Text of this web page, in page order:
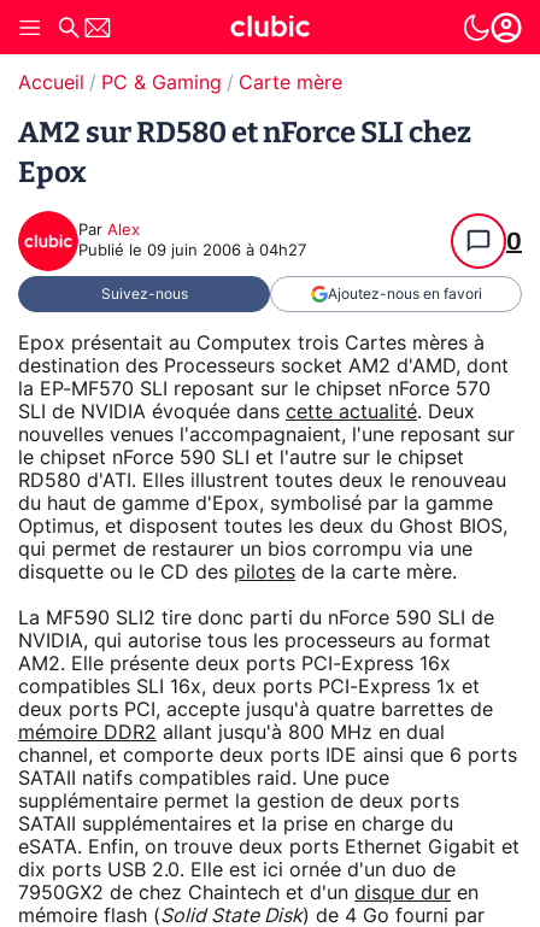
Accueil PC & Gaming Carte mère
AM2 sur RD580 et nForce SLI chez
Epox
Par Alex
Publié le 09 juin 2006 à 04h27 0
Suivez-nous Ajoutez-nous en favori
Epox présentait au Computex trois Cartes mères à
destination des Processeurs socket AM2 d'AMD, dont
la EP-MF570 SLI reposant sur le chipset nForce 570
SLI de NVIDIA évoquée dans cette actualité. Deux
nouvelles venues l'accompagnaient, l'une reposant sur
le chipset nForce 590 SLI et l'autre sur le chipset
RD580 d'ATI. Elles illustrent toutes deux le renouveau
du haut de gamme d'Epox, symbolisé par la gamme
Optimus, et disposent toutes les deux du Ghost BIOS,
qui permet de restaurer un bios corrompu via une
disquette ou le CD des pilotes de la carte mère.
La MF590 SLI2 tire donc parti du nForce 590 SLI de
NVIDIA, qui autorise tous les processeurs au format
AM2. Elle présente deux ports PCI-Express 16x
compatibles SLI 16x, deux ports PCI-Express 1x et
deux ports PCI, accepte jusqu'à quatre barrettes de
mémoire DDR2 allant jusqu'à 800 MHz en dual
channel, et comporte deux ports IDE ainsi que 6 ports
SATAII natifs compatibles raid. Une puce
supplémentaire permet la gestion de deux ports
SATAII supplémentaires et la prise en charge du
eSATA. Enfin, on trouve deux ports Ethernet Gigabit et
dix ports USB 2.0. Elle est ici ornée d'un duo de
7950GX2 de chez Chaintech et d'un disque dur en
mémoire flash (Solid State Disk) de 4 Go fourni par